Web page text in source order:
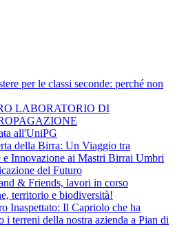
per le classi seconde: perché non
LABORATORIO DI
all'UniPG
della Birra: Un Viaggio tra
e Innovazione ai Mastri Birrai Umbri
del Futuro
& Friends, lavori in corso
territorio e biodiversità!
Inaspettato: Il Capriolo che ha
i terreni della nostra azienda a Pian di